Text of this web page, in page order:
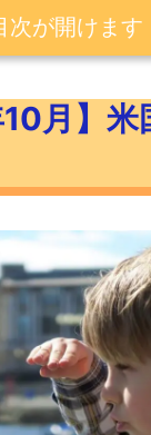
次が開けます
10月】コロナ
き予想を下回る
気の強さを表す
トコインETFが
議長のオンライ
10月】